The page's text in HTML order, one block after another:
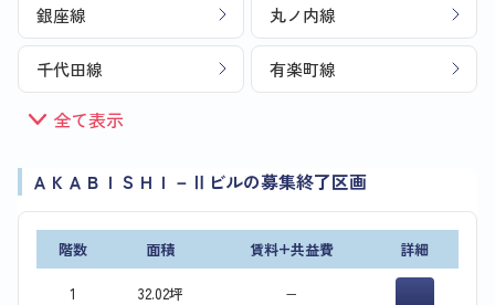
銀座線 丸ノ内線
千代田線 有楽町線
全て表示
ＡＫＡＢＩＳＨＩ－Ⅱビルの募集終了区画
階数 面積 賃料+共益費 詳細
1 32.02坪 −